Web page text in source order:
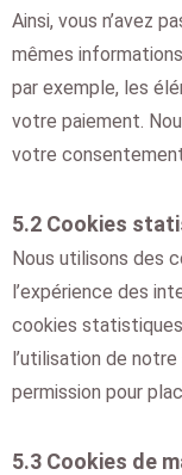
Ainsi, vous n’avez
mêmes
par exemple, les
votre paiement.
votre
5.2 Cookies
Nous utilisons des
l’expérience des
cookies
l’utilisation de
permission pour
5.3 Cookies de